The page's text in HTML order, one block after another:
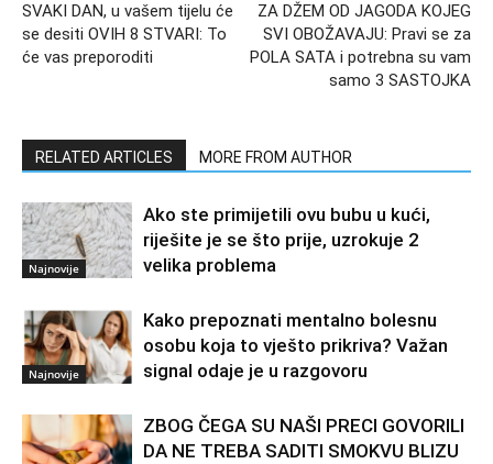
SVAKI DAN, u vašem tijelu će
se desiti OVIH 8 STVARI: To
će vas preporoditi
ZA DŽEM OD JAGODA KOJEG
SVI OBOŽAVAJU: Pravi se za
POLA SATA i potrebna su vam
samo 3 SASTOJKA
RELATED ARTICLES MORE FROM AUTHOR
Najnovije
Ako ste primijetili ovu bubu u kući,
riješite je se što prije, uzrokuje 2
velika problema
Najnovije
Kako prepoznati mentalno bolesnu
osobu koja to vješto prikriva? Važan
signal odaje je u razgovoru
ZBOG ČEGA SU NAŠI PRECI GOVORILI
DA NE TREBA SADITI SMOKVU BLIZU